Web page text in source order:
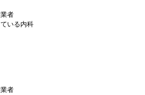
者
いる内科
者